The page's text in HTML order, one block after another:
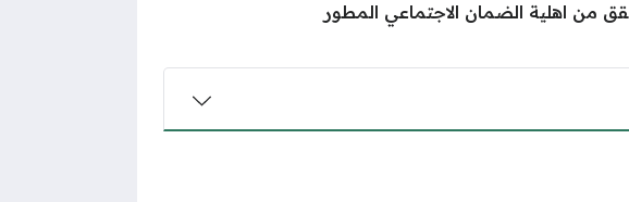
من اهلية الضمان الاجتماعي المطور